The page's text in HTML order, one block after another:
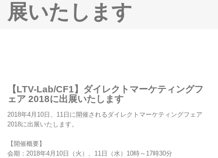
展いたします
【LTV-Lab/CF1】ダイレクトマーケティングフ
ェア 2018に出展いたします
2018年4月10日、11日に開催されるダイレクトマーケティングフェア
2018に出展いたします。
【開催概要】
会期：2018年4月10日（火）、11日（水）10時～17時30分